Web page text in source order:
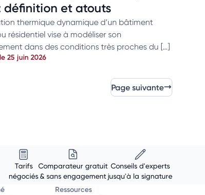
définition et atouts
thermique dynamique d’un bâtiment
résidentiel vise à modéliser son
dans des conditions très proches du […]
25 juin 2026
Page suivante
Tarifs
négociés
Comparateur gratuit
& sans engagement
Conseils d'experts
jusqu'à la signature
Ressources